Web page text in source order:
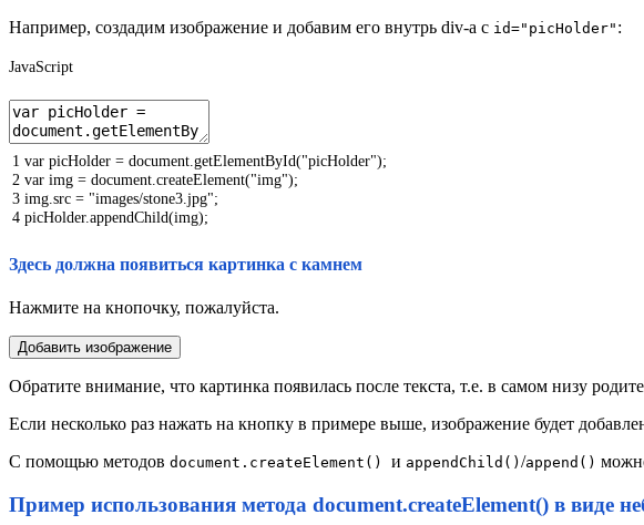
Например, создадим изображение и добавим его внутрь div-а с id="picHolder" :
JavaScript
1
2
3
4
var picHolder = document.getElementById("picHolder");
var img = document.createElement("img");
img.src = "images/stone3.jpg";
picHolder.appendChild(img);
Здесь должна появиться картинка с камнем
Нажмите на кнопочку, пожалуйста.
Добавить изображение
Обратите внимание, что картинка появилась после текста, т.е. в самом низу
Если несколько раз нажать на кнопку в примере выше, изображение будет
С помощью методов document.createElement() и appendChild() /append()
Пример использования метода document.createElement() в виде